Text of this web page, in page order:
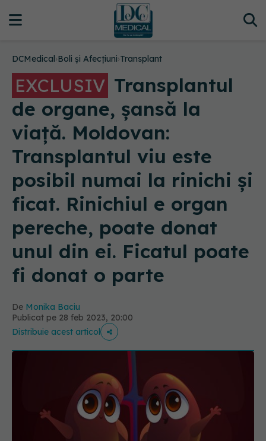
DCMedical›Boli și Afecțiuni›Transplant
EXCLUSIV Transplantul
de organe, șansă la
viață. Moldovan:
Transplantul viu este
posibil numai la rinichi și
ficat. Rinichiul e organ
pereche, poate donat
unul din ei. Ficatul poate
fi donat o parte
De Monika Baciu
Publicat pe 28 feb 2023, 20:00
Distribuie acest articol